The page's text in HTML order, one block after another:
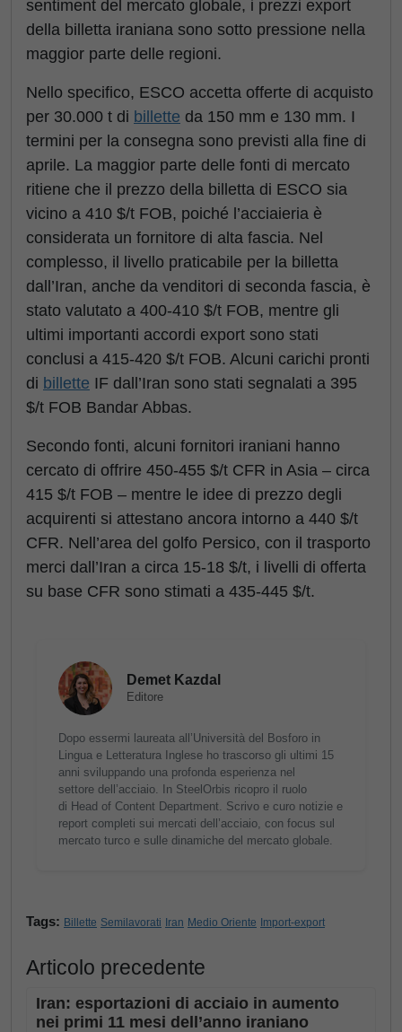
sentiment del mercato globale, i prezzi export
della billetta iraniana sono sotto pressione nella
maggior parte delle regioni.
Nello specifico, ESCO accetta offerte di acquisto
per 30.000 t di billette da 150 mm e 130 mm. I
termini per la consegna sono previsti alla fine di
aprile. La maggior parte delle fonti di mercato
ritiene che il prezzo della billetta di ESCO sia
vicino a 410 $/t FOB, poiché l’acciaieria è
considerata un fornitore di alta fascia. Nel
complesso, il livello praticabile per la billetta
dall’Iran, anche da venditori di seconda fascia, è
stato valutato a 400-410 $/t FOB, mentre gli
ultimi importanti accordi export sono stati
conclusi a 415-420 $/t FOB. Alcuni carichi pronti
di billette IF dall’Iran sono stati segnalati a 395
$/t FOB Bandar Abbas.
Secondo fonti, alcuni fornitori iraniani hanno
cercato di offrire 450-455 $/t CFR in Asia – circa
415 $/t FOB – mentre le idee di prezzo degli
acquirenti si attestano ancora intorno a 440 $/t
CFR. Nell’area del golfo Persico, con il trasporto
merci dall’Iran a circa 15-18 $/t, i livelli di offerta
su base CFR sono stimati a 435-445 $/t.
Demet Kazdal
Editore
Dopo essermi laureata all’Università del Bosforo in
Lingua e Letteratura Inglese ho trascorso gli ultimi 15
anni sviluppando una profonda esperienza nel
settore dell’acciaio. In SteelOrbis ricopro il ruolo
di Head of Content Department. Scrivo e curo notizie e
report completi sui mercati dell’acciaio, con focus sul
mercato turco e sulle dinamiche del mercato globale.
Tags: Billette Semilavorati Iran Medio Oriente Import-export
Articolo precedente
Iran: esportazioni di acciaio in aumento
nei primi 11 mesi dell’anno iraniano